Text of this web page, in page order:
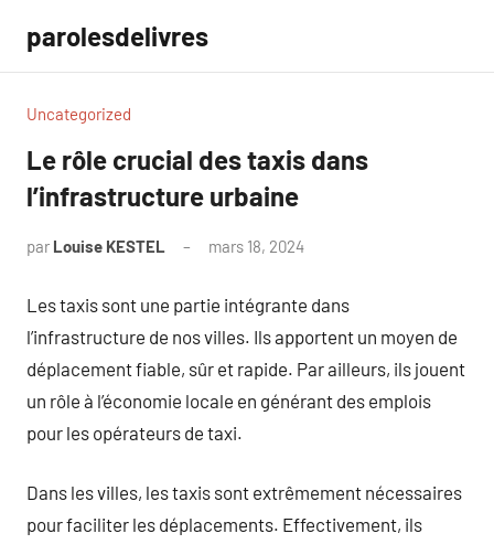
contenu
parolesdelivres
Uncategorized
Le rôle crucial des taxis dans
l’infrastructure urbaine
par Louise KESTEL mars 18, 2024
Les taxis sont une partie intégrante dans
l’infrastructure de nos villes. Ils apportent un moyen de
déplacement fiable, sûr et rapide. Par ailleurs, ils jouent
un rôle à l’économie locale en générant des emplois
pour les opérateurs de taxi.
Dans les villes, les taxis sont extrêmement nécessaires
pour faciliter les déplacements. Effectivement, ils